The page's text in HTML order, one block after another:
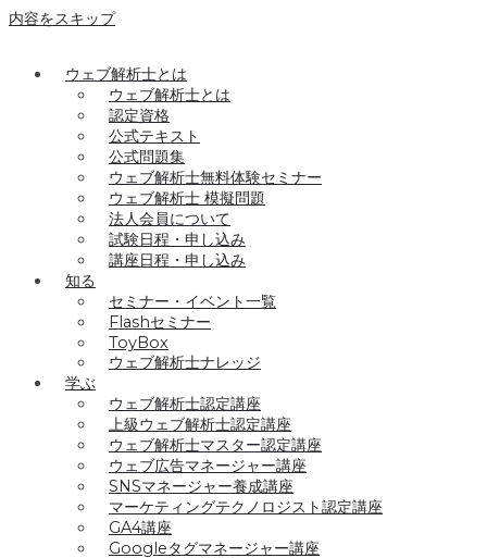
内容をスキップ
ウェブ解析士とは
ウェブ解析士とは
認定資格
公式テキスト
公式問題集
ウェブ解析士無料体験セミナー
ウェブ解析士 模擬問題
法人会員について
試験日程・申し込み
講座日程・申し込み
知る
セミナー・イベント一覧
Flashセミナー
ToyBox
ウェブ解析士ナレッジ
学ぶ
ウェブ解析士認定講座
上級ウェブ解析士認定講座
ウェブ解析士マスター認定講座
ウェブ広告マネージャー講座
SNSマネージャー養成講座
マーケティングテクノロジスト認定講座
GA4講座
Googleタグマネージャー講座